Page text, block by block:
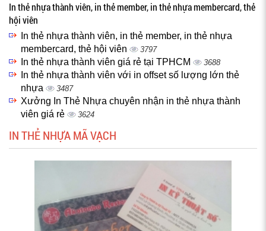
In thẻ nhựa thành viên, in thẻ member, in thẻ nhựa membercard, thẻ
hội viên
In thẻ nhựa thành viên, in thẻ member, in thẻ nhựa
membercard, thẻ hội viên
3797
In thẻ nhựa thành viên giá rẻ tại TPHCM 3688
In thẻ nhựa thành viên với in offset số lượng lớn thẻ
nhựa
3487
Xưởng In Thẻ Nhựa chuyên nhận in thẻ nhựa thành
viên giá rẻ
3624
IN THẺ NHỰA MÃ VẠCH